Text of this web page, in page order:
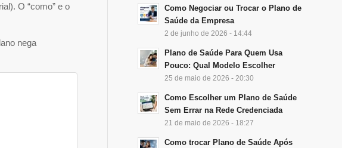
O “como” e o
nega
Como Negociar ou Trocar o Plano de
Saúde da Empresa
2 de junho de 2026 - 14:44
Plano de Saúde Para Quem Usa
Pouco: Qual Modelo Escolher
25 de maio de 2026 - 20:30
Como Escolher um Plano de Saúde
Sem Errar na Rede Credenciada
21 de maio de 2026 - 18:27
Como trocar Plano de Saúde Após